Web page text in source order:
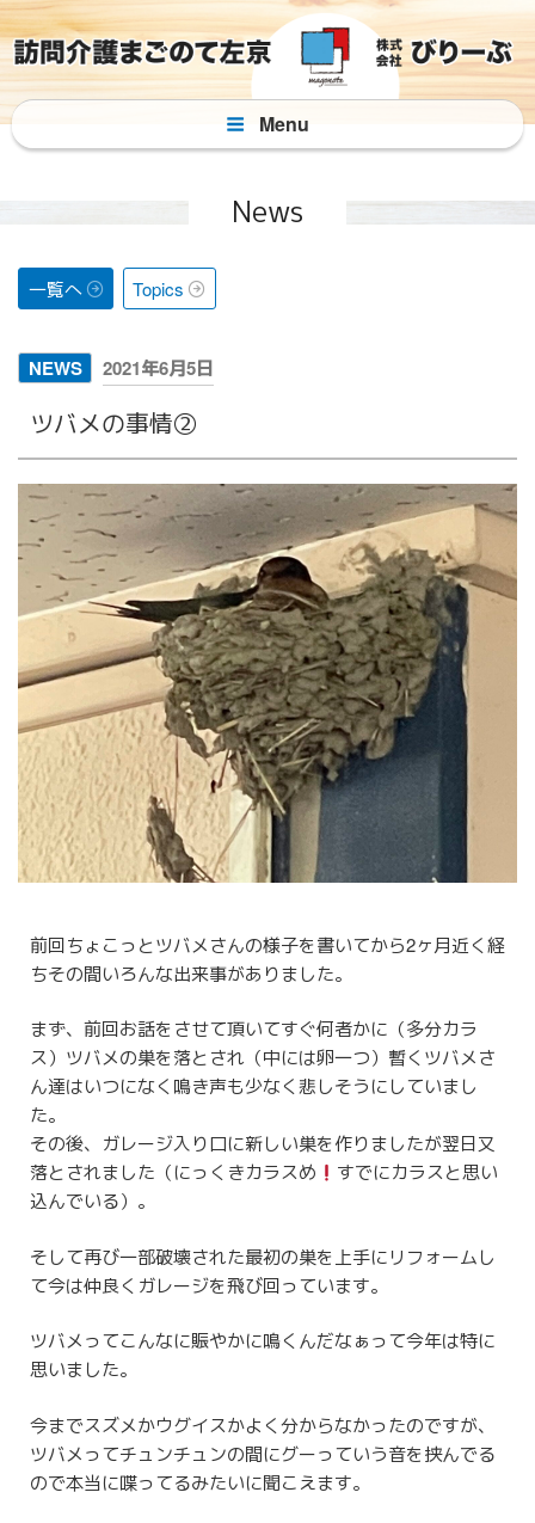
コ
ン
テ
ン
ツ
Menu
News
一覧へ Topics
NEWS
投
稿
日:
2021年6月5日
ツバメの事情②
前回ちょこっとツバメさんの様子を書いてから2ヶ月近く経
ちその間いろんな出来事がありました。
まず、前回お話をさせて頂いてすぐ何者かに（多分カラ
ス）ツバメの巣を落とされ（中には卵一つ）暫くツバメさ
ん達はいつになく鳴き声も少なく悲しそうにしていまし
た。
その後、ガレージ入り口に新しい巣を作りましたが翌日又
落とされました（にっくきカラスめ
すでにカラスと思い
込んでいる）。
そして再び一部破壊された最初の巣を上手にリフォームし
て今は仲良くガレージを飛び回っています。
ツバメってこんなに賑やかに鳴くんだなぁって今年は特に
思いました。
今までスズメかウグイスかよく分からなかったのですが、
ツバメってチュンチュンの間にグーっていう音を挟んでる
ので本当に喋ってるみたいに聞こえます。